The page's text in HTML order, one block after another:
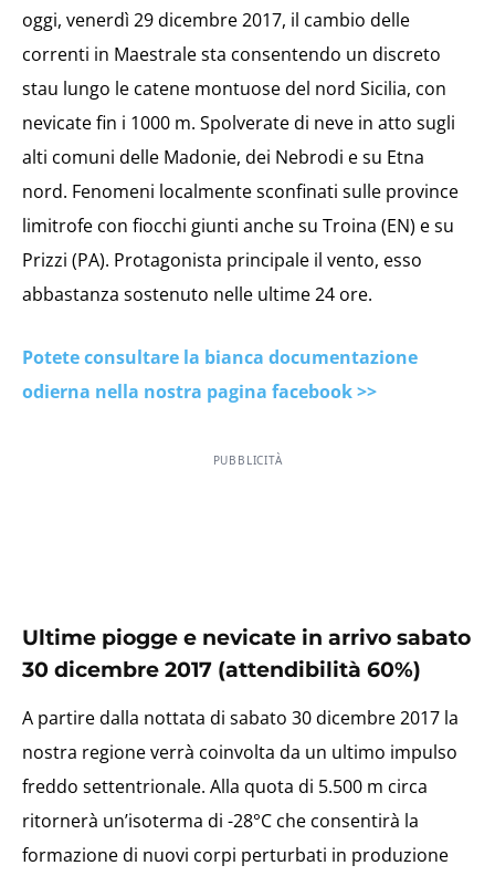
oggi, venerdì 29 dicembre 2017, il cambio delle
correnti in Maestrale sta consentendo un discreto
stau lungo le catene montuose del nord Sicilia, con
nevicate fin i 1000 m. Spolverate di neve in atto sugli
alti comuni delle Madonie, dei Nebrodi e su Etna
nord. Fenomeni localmente sconfinati sulle province
limitrofe con fiocchi giunti anche su Troina (EN) e su
Prizzi (PA). Protagonista principale il vento, esso
abbastanza sostenuto nelle ultime 24 ore.
Potete consultare la bianca documentazione
odierna nella nostra pagina facebook >>
PUBBLICITÀ
Ultime piogge e nevicate in arrivo sabato
30 dicembre 2017 (attendibilità 60%)
A partire dalla nottata di sabato 30 dicembre 2017 la
nostra regione verrà coinvolta da un ultimo impulso
freddo settentrionale. Alla quota di 5.500 m circa
ritornerà un’isoterma di -28°C che consentirà la
formazione di nuovi corpi perturbati in produzione